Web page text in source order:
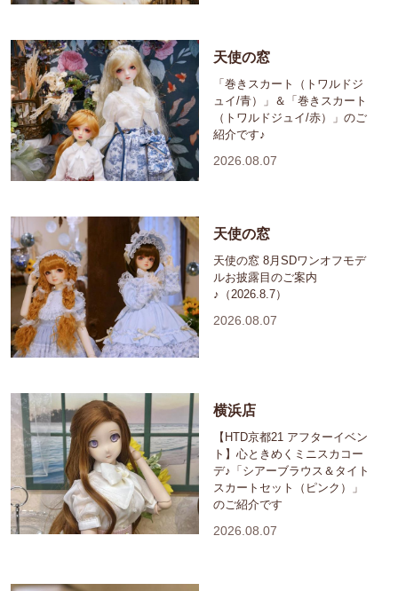
天使の窓
「巻きスカート（トワルドジ
ュイ/青）」＆「巻きスカート
（トワルドジュイ/赤）」のご
紹介です♪
2026.08.07
天使の窓
天使の窓 8月SDワンオフモデ
ルお披露目のご案内
♪（2026.8.7）
2026.08.07
横浜店
【HTD京都21 アフターイベン
ト】心ときめくミニスカコー
デ♪「シアーブラウス＆タイト
スカートセット（ピンク）」
のご紹介です
2026.08.07